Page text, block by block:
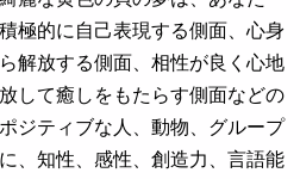
極的に自己表現する側面、心身
解放する側面、相性が良く心地
して癒しをもたらす側面などの
ジティブな人、動物、グループ
、知性、感性、創造力、言語能